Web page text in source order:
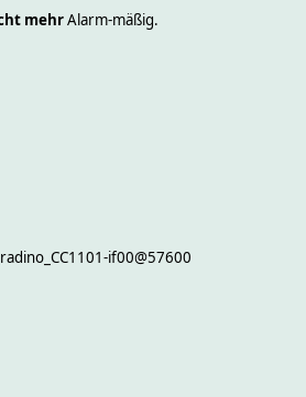
mehrAlarm-mäßig.
if00@57600